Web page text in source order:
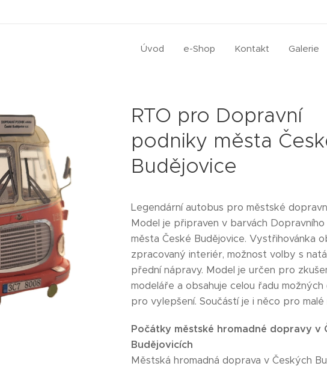
Úvod e-Shop Kontakt Galerie
RTO pro Dopravní
podniky města
Budějovice
Legendární autobus pro městské
Model je připraven v barvách Dopravního
města České Budějovice. Vystřihovánka
zpracovaný interiér, možnost volby s
přední nápravy. Model je určen pro
modeláře a obsahuje celou řadu možných
pro vylepšení. Součástí je i něco pro malé
Počátky městské hromadné dopravy v
Budějovicích
Městská hromadná doprava v Českých